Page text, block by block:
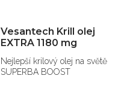
Vesantech Krill olej
EXTRA 1180 mg
Nejlepší krilový olej na světě
SUPERBA BOOST